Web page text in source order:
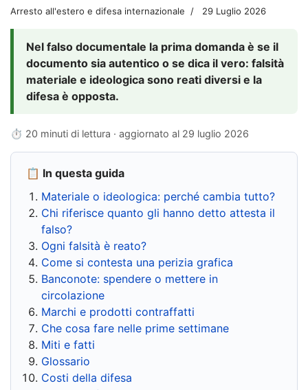
Arresto all'estero e difesa internazionale 29 Luglio 2026
Nel falso documentale la prima domanda è se il
documento sia autentico o se dica il vero: falsità
materiale e ideologica sono reati diversi e la
difesa è opposta.
⏱ 20 minuti di lettura · aggiornato al 29 luglio 2026
📋 In questa guida
Materiale o ideologica: perché cambia tutto?
Chi riferisce quanto gli hanno detto attesta il
falso?
Ogni falsità è reato?
Come si contesta una perizia grafica
Banconote: spendere o mettere in
circolazione
Marchi e prodotti contraffatti
Che cosa fare nelle prime settimane
Miti e fatti
Glossario
Costi della difesa